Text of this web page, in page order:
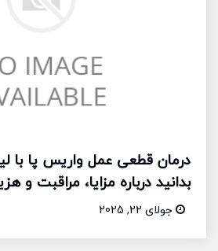
درمان قطعی عمل واریس پا با
بدانید درباره مزایا، مراقبت و
جولای 22, 2025